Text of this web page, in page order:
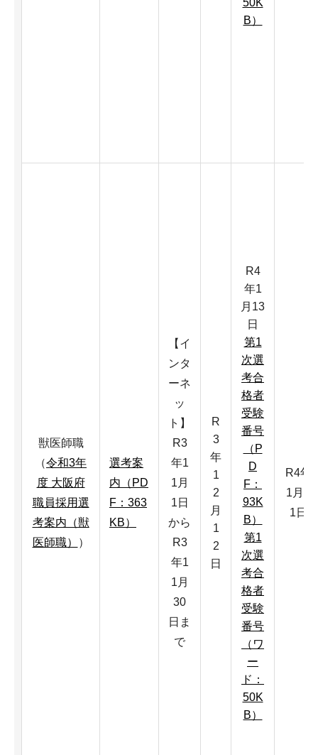
B）
獣医師職
（令和3年
度 大阪府
職員採用選
考案内（獣
医師職）
）
選考案
内（PD
F：363
KB）
【イ
ンタ
ーネ
ッ
ト】
R3
年1
1月
1日
から
R3
年1
1月
30
日ま
で
R
3
年
1
2
月
1
2
日
R4
年1
月13
日
第1
次選
考合
格者
受験
番号
（P
D
F：
93K
B）
第1
次選
考合
格者
受験
番号
（ワ
ー
ド：
50K
B）
R4年
1月3
1日